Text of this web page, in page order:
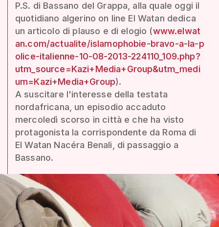
P.S. di Bassano del Grappa, alla quale oggi il
quotidiano algerino on line El Watan dedica
un articolo di plauso e di elogio (www.elwat
an.com/actualite/islamophobie-bravo-a-la-p
olice-italienne-10-08-2013-224110_109.php?
utm_source=Kazi+Media+Group&utm_medi
um=Kazi+Media+Group).
A suscitare l'interesse della testata
nordafricana, un episodio accaduto
mercoledì scorso in città e che ha visto
protagonista la corrispondente da Roma di
El Watan Nacéra Benali, di passaggio a
Bassano.